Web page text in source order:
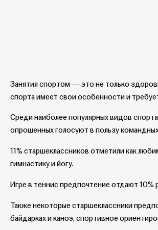
Занятия спортом ― это не только
спорта имеет свои особенности и
Среди наиболее популярных видов
опрошенных голосуют в пользу
11% старшеклассников отметили как
гимнастику и йогу.
Игре в теннис предпочтение отдают 10%
Также некоторые старшеклассники
байдарках и каноэ, спортивное